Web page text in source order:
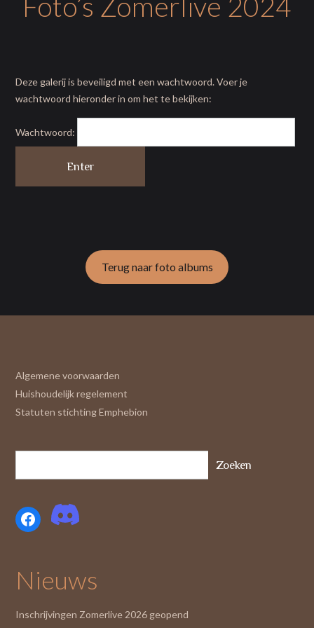
Deze galerij is beveiligd met een wachtwoord. Voer je
wachtwoord hieronder in om het te bekijken:
Wachtwoord:
Terug naar foto albums
Algemene voorwaarden
Huishoudelijk regelement
Statuten stichting Emphebion
Zoeken
Facebook
Nieuws
Inschrijvingen Zomerlive 2026 geopend